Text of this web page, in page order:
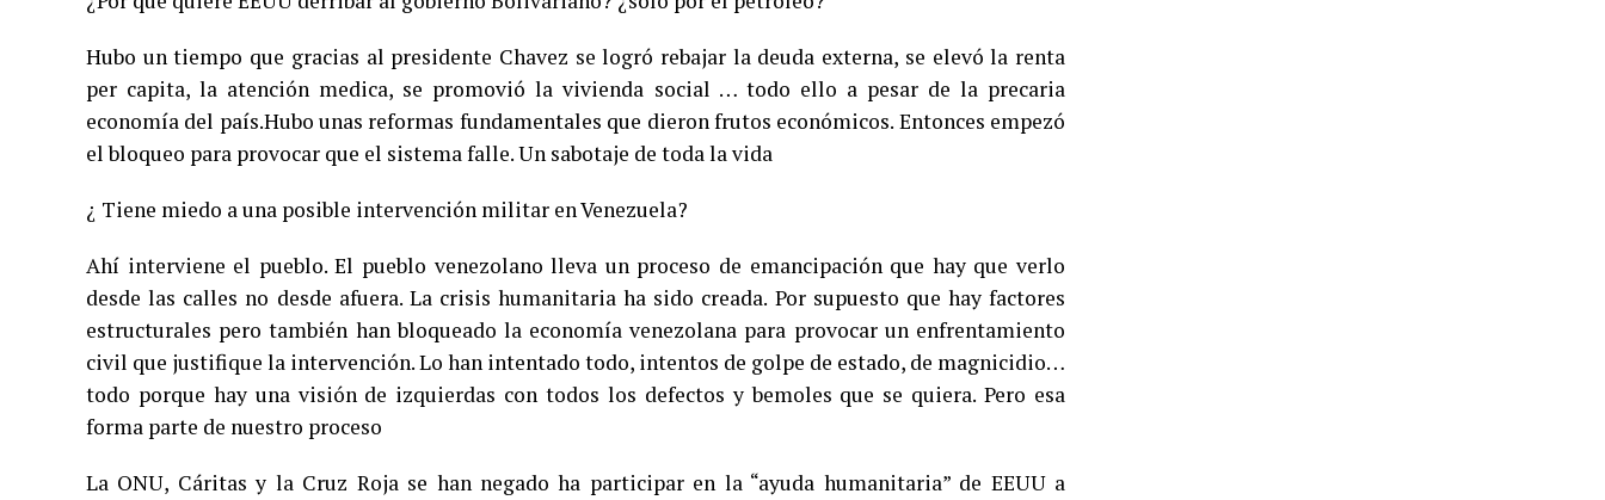
Hubo un tiempo que gracias al presidente Chavez se logró rebajar la deuda externa, se elevó la renta
per capita, la atención medica, se promovió la vivienda social … todo ello a pesar de la precaria
economía del país.Hubo unas reformas fundamentales que dieron frutos económicos. Entonces empezó
el bloqueo para provocar que el sistema falle. Un sabotaje de toda la vida
¿ Tiene miedo a una posible intervención militar en Venezuela?
Ahí interviene el pueblo. El pueblo venezolano lleva un proceso de emancipación que hay que verlo
desde las calles no desde afuera. La crisis humanitaria ha sido creada. Por supuesto que hay factores
estructurales pero también han bloqueado la economía venezolana para provocar un enfrentamiento
civil que justifique la intervención. Lo han intentado todo, intentos de golpe de estado, de magnicidio…
todo porque hay una visión de izquierdas con todos los defectos y bemoles que se quiera. Pero esa
forma parte de nuestro proceso
La ONU, Cáritas y la Cruz Roja se han negado ha participar en la “ayuda humanitaria” de EEUU a